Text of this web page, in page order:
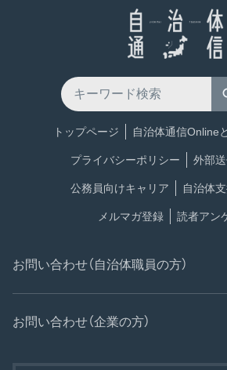
トップページ 自治体通信Online
プライバシーポリシー 外部
公務員向けキャリア 自治体
メルマガ登録 読者アン
お問い合わせ（自治体職員の方）
お問い合わせ（企業の方）